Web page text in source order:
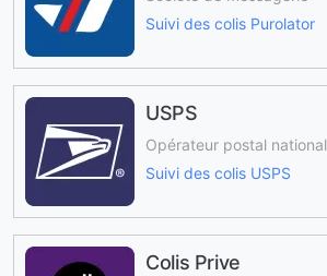
Suivi des colis Purolator
USPS
Opérateur postal national
Suivi des colis USPS
Colis Prive